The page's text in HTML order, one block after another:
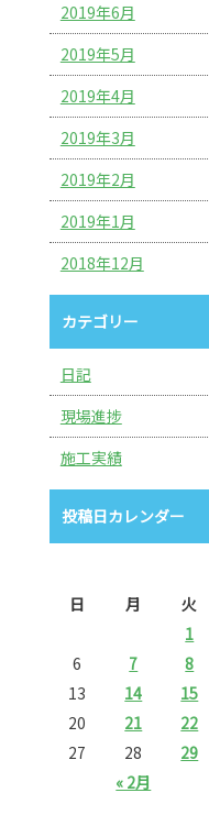
2019年6月
2019年5月
2019年4月
2019年3月
2019年2月
2019年1月
2018年12月
カテゴリー
日記
現場進捗
施工実績
投稿日カレンダー
日
月 火
« 2月
1
6
7 8
13
14 15
20
21 22
27
28 29